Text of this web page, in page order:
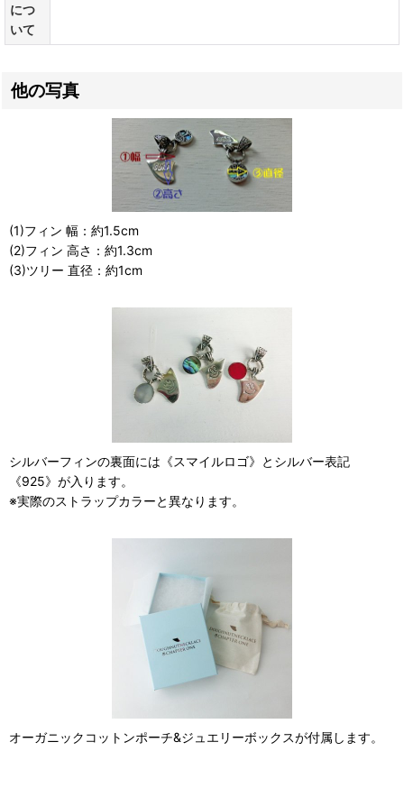
につ
いて
他の写真
(1)フィン 幅：約1.5cm
(2)フィン 高さ：約1.3cm
(3)ツリー 直径：約1cm
シルバーフィンの裏面には《スマイルロゴ》とシルバー表記
《925》が入ります。
※実際のストラップカラーと異なります。
オーガニックコットンポーチ&ジュエリーボックスが付属します。